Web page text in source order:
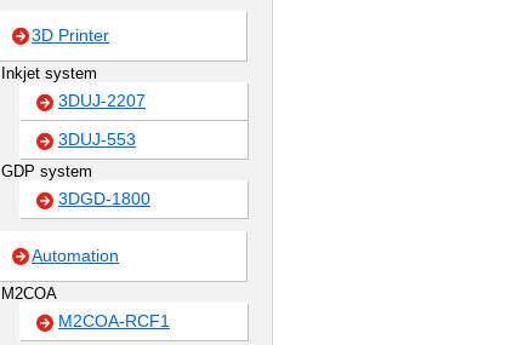
3D Printer
Inkjet system
3DUJ-2207
3DUJ-553
GDP system
3DGD-1800
Automation
M2COA
M2COA-RCF1